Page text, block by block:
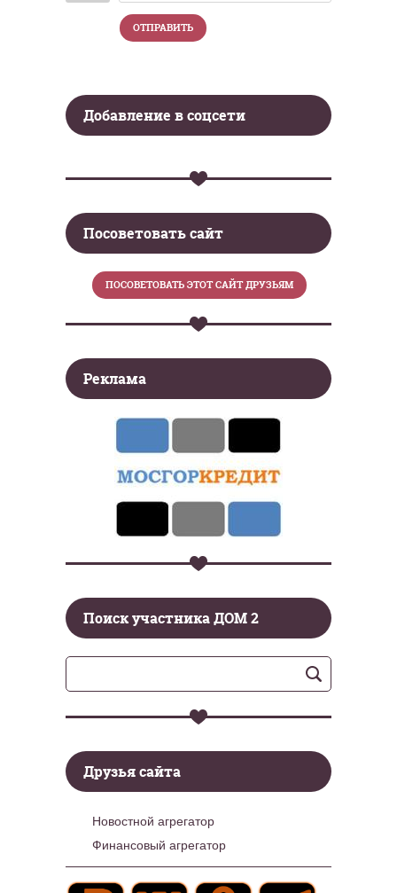
ОТПРАВИТЬ
Добавление в соцсети
Посоветовать сайт
Реклама
Поиск участника ДОМ 2
Друзья сайта
Новостной агрегатор
Финансовый агрегатор